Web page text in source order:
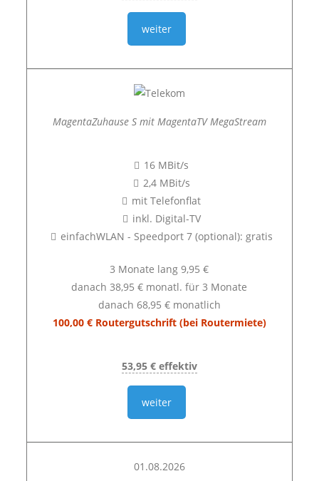
weiter
MagentaZuhause S mit MagentaTV MegaStream
16 MBit/s
2,4 MBit/s
mit Telefonflat
inkl. Digital-TV
einfachWLAN - Speedport 7 (optional): gratis
3 Monate lang 9,95 €
danach 38,95 € monatl. für 3 Monate
danach 68,95 € monatlich
100,00 € Routergutschrift (bei Routermiete)
53,95 € effektiv
weiter
01.08.2026